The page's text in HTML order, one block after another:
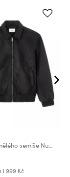
Bunda z umělého semiše Nupinch
1 999 Kč